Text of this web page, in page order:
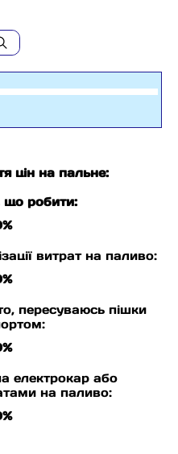
цін на пальне:
що робити:
витрат на паливо:
пересуваюсь пішки
електрокар або
на паливо: